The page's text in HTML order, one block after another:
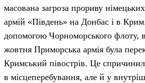
масована загроза прориву
армій «Південь» на Донбас і в
допомогою Чорноморського флоту,
жовтня Приморська армія була
Кримський півострів. Це
в місцеперебування, але й у